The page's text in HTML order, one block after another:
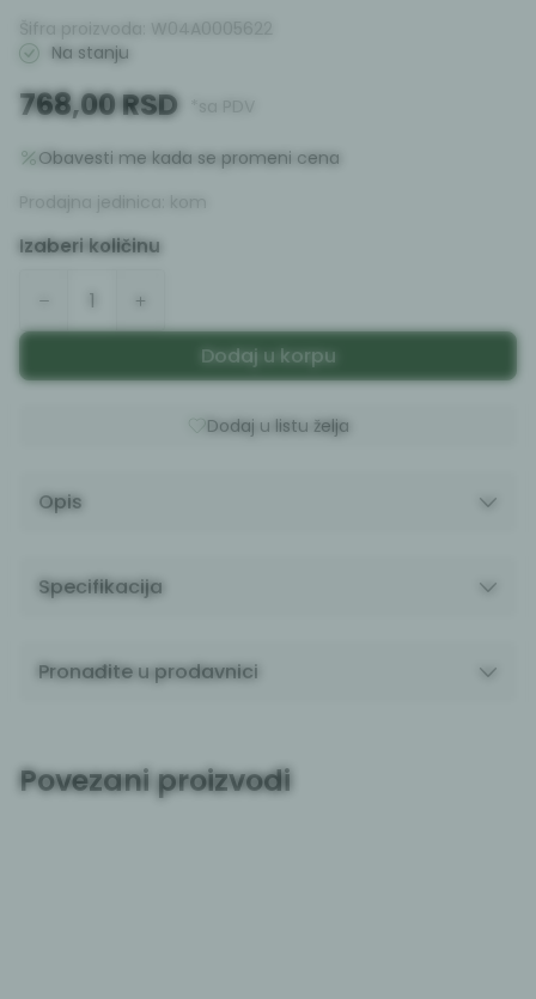
Šifra proizvoda:
W04A0005622
Na stanju
768,00RSD *sa PDV
Obavesti me kada se promeni cena
Prodajna jedinica: kom
Izaberi količinu
Dodaj u korpu
Dodaj u listu želja
Opis
Specifikacija
Pronađite u prodavnici
Povezani proizvodi